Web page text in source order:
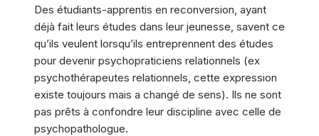
Des étudiants-apprentis en reconversion, ayant
déjà fait leurs études dans leur jeunesse, savent ce
qu’ils veulent lorsqu’ils entreprennent des études
pour devenir psychopraticiens relationnels (ex
psychothérapeutes relationnels, cette expression
existe toujours mais a changé de sens). Ils ne sont
pas prêts à confondre leur discipline avec celle de
psychopathologue.